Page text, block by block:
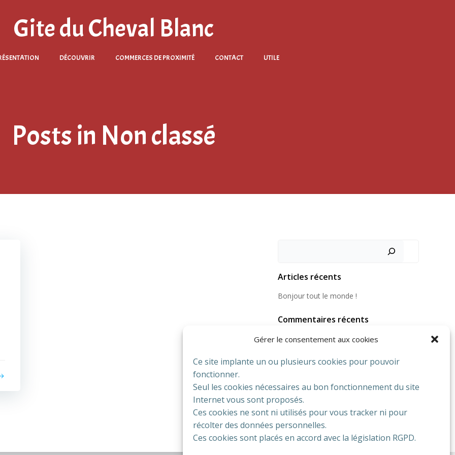
Gérer le consentement aux cookies
Ce site implante un ou plusieurs cookies pour pouvoir
fonctionner.
Seul les cookies nécessaires au bon fonctionnement du site
Internet vous sont proposés.
Ces cookies ne sont ni utilisés pour vous tracker ni pour
récolter des données personnelles.
Ces cookies sont placés en accord avec la législation RGPD.
Gite du Cheval Blanc
DÉCOUVRIR COMMERCES DE PROXIMITÉ CONTACT UTILE
Posts in Non classé
Articles récents
Bonjour tout le monde !
Commentaires récents
Aucun commentaire à afficher.